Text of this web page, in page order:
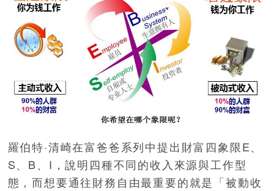
羅伯特·清崎在富爸爸系列中提出財富四象限E、
S、B、I，說明四種不同的收入來源與工作型
態，而想要通往財務自由最重要的就是「被動收